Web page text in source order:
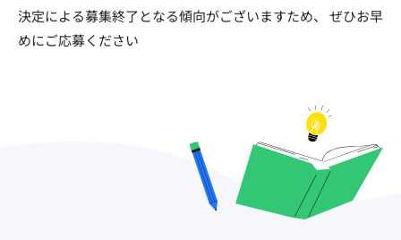
決定による募集終了となる傾向がございますため、 ぜひお早
めにご応募ください